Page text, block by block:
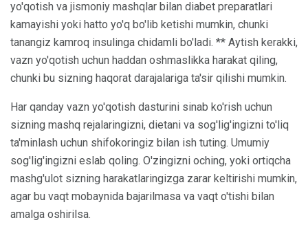
yo'qotish va jismoniy mashqlar bilan diabet preparatlari
kamayishi yoki hatto yo'q bo'lib ketishi mumkin, chunki
tanangiz kamroq insulinga chidamli bo'ladi. ** Aytish kerakki,
vazn yo'qotish uchun haddan oshmaslikka harakat qiling,
chunki bu sizning haqorat darajalariga ta'sir qilishi mumkin.
Har qanday vazn yo'qotish dasturini sinab ko'rish uchun
sizning mashq rejalaringizni, dietani va sog'lig'ingizni to'liq
ta'minlash uchun shifokoringiz bilan ish tuting. Umumiy
sog'lig'ingizni eslab qoling. O'zingizni oching, yoki ortiqcha
mashg'ulot sizning harakatlaringizga zarar keltirishi mumkin,
agar bu vaqt mobaynida bajarilmasa va vaqt o'tishi bilan
amalga oshirilsa.